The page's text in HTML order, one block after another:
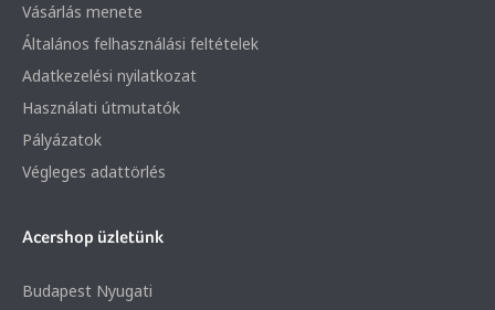
Vásárlás menete
Általános felhasználási feltételek
Adatkezelési nyilatkozat
Használati útmutatók
Pályázatok
Végleges adattörlés
Acershop üzletünk
Budapest Nyugati